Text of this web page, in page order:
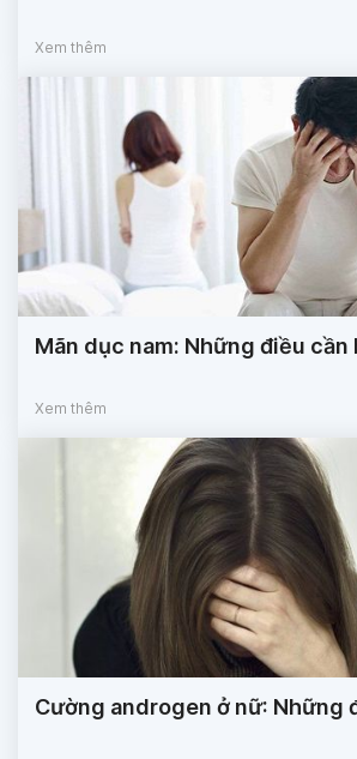
Xem thêm
Mãn dục nam: Những điều cần
Xem thêm
Cường androgen ở nữ: Những